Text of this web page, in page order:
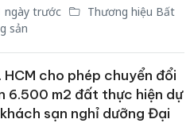
ngày trước
Thương hiệu Bất
sản
HCM cho phép chuyển đổi
6.500 m2 đất thực hiện dự
sạn nghỉ dưỡng Đại